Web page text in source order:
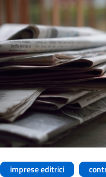
imprese editrici